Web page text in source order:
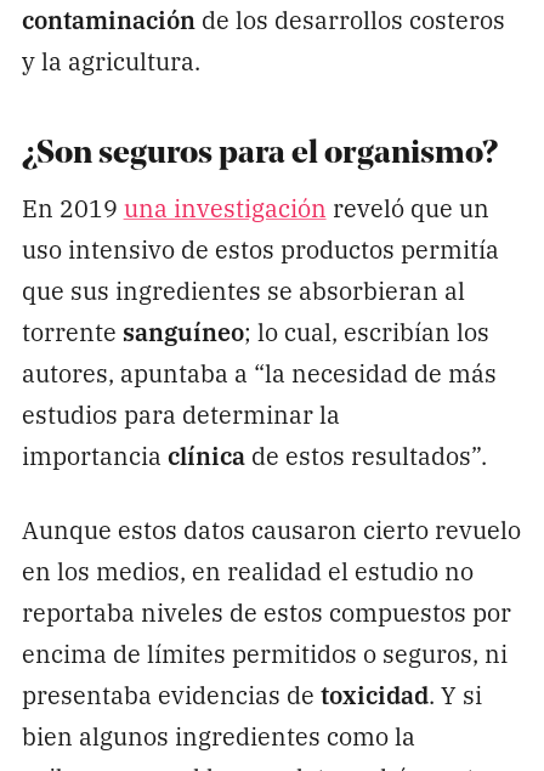
contaminaciónde los desarrollos costeros
y la agricultura.
¿Son seguros para el organismo?
En 2019 una investigación reveló que un
uso intensivo de estos productos permitía
que sus ingredientes se absorbieran al
torrente sanguíneo; lo cual, escribían los
autores, apuntaba a “la necesidad de más
estudios para determinar la
importancia clínicade estos resultados”.
Aunque estos datos causaron cierto revuelo
en los medios, en realidad el estudio no
reportaba niveles de estos compuestos por
encima de límites permitidos o seguros, ni
presentaba evidencias de toxicidad. Y si
bien algunos ingredientes como la